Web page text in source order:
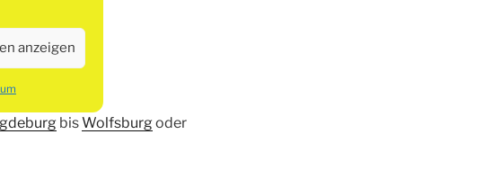
anzeigen
bisWolfsburgoder